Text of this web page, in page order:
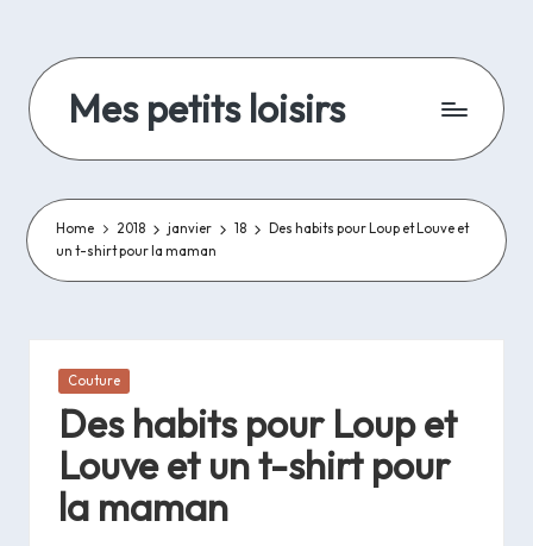
content
Mes petits loisirs
lecture,
de
la
couture
travaux
d'aiguilles
et
Home 2018 janvier 18
Des habits pour Loup et Louve et
un t-shirt pour la maman
Posted
Couture
Des habits pour Loup et
Louve et un t-shirt pour
la maman